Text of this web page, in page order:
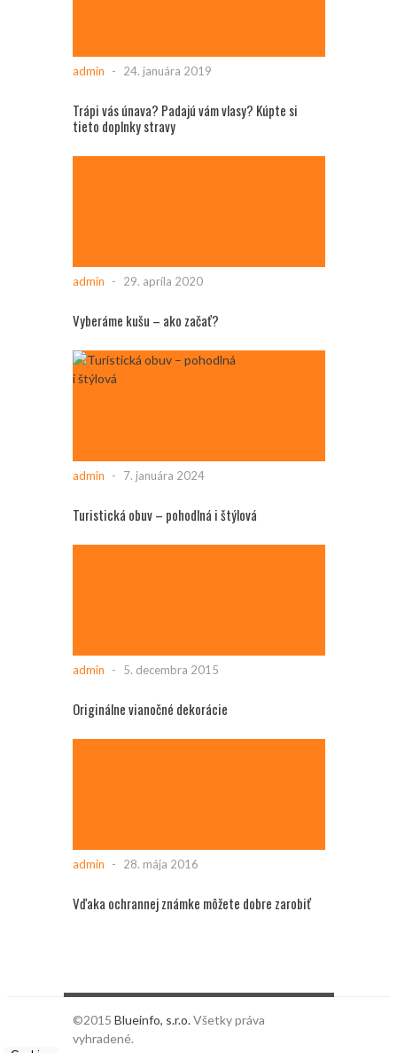
admin - 24. januára 2019
Trápi vás únava? Padajú vám vlasy? Kúpte si
tieto doplnky stravy
admin - 29. apríla 2020
Vyberáme kušu – ako začať?
admin - 7. januára 2024
Turistická obuv – pohodlná i štýlová
admin - 5. decembra 2015
Originálne vianočné dekorácie
admin - 28. mája 2016
Vďaka ochrannej známke môžete dobre zarobiť
©2015 Blueinfo, s.r.o.Všetky práva
vyhradené.